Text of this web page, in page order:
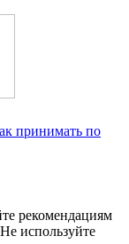
принимать по
рекомендациям
используйте